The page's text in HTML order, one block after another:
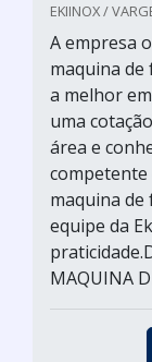
EKIINOX /
A empresa
maquina
a melhor
uma
área e
competente
maquina
equipe da
MAQUINA